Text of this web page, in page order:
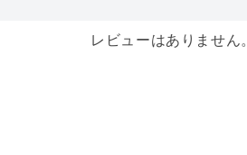
レビューはありません